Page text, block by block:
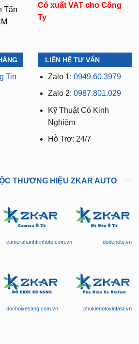
Tấn
Có xuất VAT cho Công
Ty
Tin
LIÊN HỆ TƯ VẤN
Zalo 1: 0949.60.3979
Zalo 2: 0987.801.029
Kỹ Thuật Có Kinh
Nghiệm
Hỗ Trợ: 24/7
THƯƠNG HIỆU ZKAR AUTO
camerahanhtrinhoto.com.vn dodenoto.vn
dochoixesang.com.vn phukienotovinfast.vn